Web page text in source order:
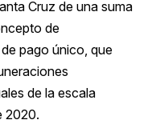
Cruz de una suma
de
pago único, que
de la escala
2020.